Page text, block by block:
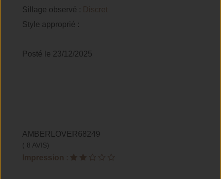
Sillage observé : Discret
Style approprié :
Posté le 23/12/2025
AMBERLOVER68249
( 8 AVIS)
Impression :